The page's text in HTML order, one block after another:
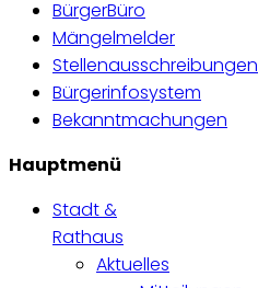
BürgerBüro
Mängelmelder
Stellenausschreibungen
Bürgerinfosystem
Bekanntmachungen
Hauptmenü
Stadt &
Rathaus
Aktuelles